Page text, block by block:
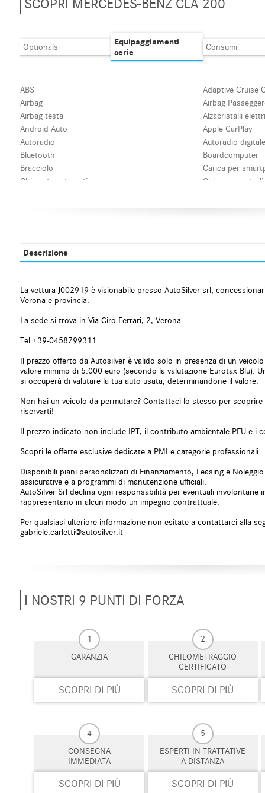
SCOPRI MERCEDES-BENZ CLA 200
Optionals
Equipaggiamenti
serie
Consumi
ABS
Adaptive Cruise
Airbag
Airbag
Airbag testa
Alzacristalli
Android Auto
Apple CarPlay
Autoradio
Autoradio digitale
Bluetooth
Boardcomputer
Bracciolo
Carica per
Chiamata automatica per emergenze
Chiusura
Climatizzatore
Cruise Control
ESP
Fari LED
Fendinebbia
Hill holder
Immobilizzatore
Isofix
Luce d'ambiente
Monitoraggio pressione pneumatici
Park Distance Control
Pneumatici estivi
Riconoscimento dei segnali stradali
Schermo
Sedili riscaldati
Sedili sportivi
Sensore di luce
Sensori di parcheggio anteriori
Sensori di
Sistema di chiamata d'emergenza
Sistema di
Sistema di parcheggio automatico
Sistema di
Specchietti laterali elettrici
Start/Stop
Supporto lombare
Telecamera per
Tetto panorama
Touch screen
USB
Vetri oscurati
Vivavoce
Descrizione
La vettura J002919 è visionabile presso AutoSilver srl,
Verona e provincia.
La sede si trova in Via Ciro Ferrari, 2, Verona.
Tel +39-0458799311
Il prezzo offerto da Autosilver è valido solo in presenza di un
valore minimo di 5.000 euro (secondo la valutazione Eurotax Blu).
si occuperà di valutare la tua auto usata, determinandone il valore.
Non hai un veicolo da permutare? Contattaci lo stesso per
riservarti!
Il prezzo indicato non include IPT, il contributo ambientale PFU e i
Scopri le offerte esclusive dedicate a PMI e categorie professionali.
Disponibili piani personalizzati di Finanziamento, Leasing e
assicurative e a programmi di manutenzione ufficiali.
AutoSilver Srl declina ogni responsabilità per eventuali involontarie
rappresentano in alcun modo un impegno contrattuale.
Per qualsiasi ulteriore informazione non esitate a contattarci alla
gabriele.carletti@autosilver.it
I NOSTRI 9 PUNTI DI FORZA
1
GARANZIA
SCOPRI DI PIÙ
2
CHILOMETRAGGIO
CERTIFICATO
SCOPRI DI PIÙ
4
CONSEGNA
IMMEDIATA
SCOPRI DI PIÙ
5
ESPERTI IN TRATTATIVE
A DISTANZA
SCOPRI DI PIÙ